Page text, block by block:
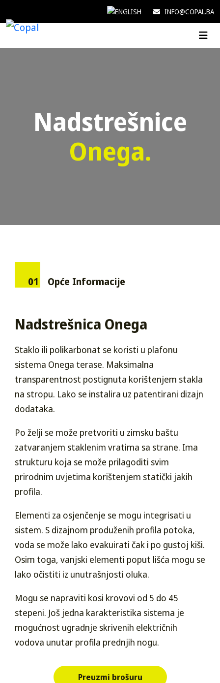
INFO@COPAL.BA
Nadstrešnice
Onega.
01 Opće Informacije
Nadstrešnica Onega
Staklo ili polikarbonat se koristi u plafonu
sistema Onega terase. Maksimalna
transparentnost postignuta korištenjem stakla
na stropu. Lako se instalira uz patentirani dizajn
dodataka.
Po želji se može pretvoriti u zimsku baštu
zatvaranjem staklenim vratima sa strane. Ima
strukturu koja se može prilagoditi svim
prirodnim uvjetima korištenjem statički jakih
profila.
Elementi za osjenčenje se mogu integrisati u
sistem. S dizajnom produženih profila potoka,
voda se može lako evakuirati čak i po gustoj kiši.
Osim toga, vanjski elementi poput lišća mogu se
lako očistiti iz unutrašnjosti oluka.
Mogu se napraviti kosi krovovi od 5 do 45
stepeni. Još jedna karakteristika sistema je
mogućnost ugradnje skrivenih električnih
vodova unutar profila prednjih nogu.
Preuzmi brošuru